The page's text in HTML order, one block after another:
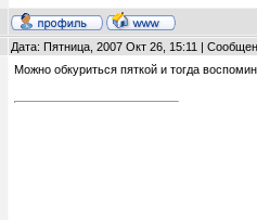
Дата: Пятница, 2007 Окт 26, 15:11 |
Можно обкуриться пяткой и тогда